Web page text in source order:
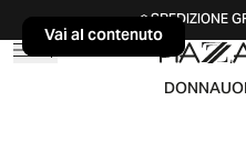
Vai al contenutoSPEDIZIONE
DONNA
Vai al contenuto